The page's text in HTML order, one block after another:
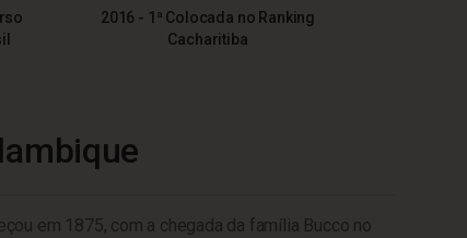
2016 - 1ª Colocada no Ranking
Cacharitiba
em 1875, com a chegada da família Bucco no